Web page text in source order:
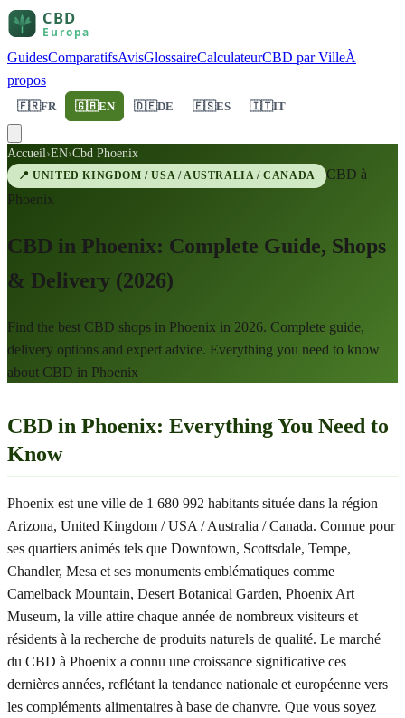
GuidesComparatifsAvisGlossaireCalculateurCBD par VilleÀ
propos
🇫🇷FR 🇬🇧EN 🇩🇪DE 🇪🇸ES 🇮🇹IT
Accueil›EN›Cbd Phoenix
📍UNITED KINGDOM / USA / AUSTRALIA / CANADA
CBD à
Phoenix
CBD in Phoenix: Complete Guide, Shops
& Delivery (2026)
Find the best CBD shops in Phoenix in 2026. Complete guide,
delivery options and expert advice. Everything you need to know
about CBD in Phoenix
CBD in Phoenix: Everything You Need to
Know
Phoenix est une ville de 1 680 992 habitants située dans la région
Arizona, United Kingdom / USA / Australia / Canada. Connue pour
ses quartiers animés tels que Downtown, Scottsdale, Tempe,
Chandler, Mesa et ses monuments emblématiques comme
Camelback Mountain, Desert Botanical Garden, Phoenix Art
Museum, la ville attire chaque année de nombreux visiteurs et
résidents à la recherche de produits naturels de qualité. Le marché
du CBD à Phoenix a connu une croissance significative ces
dernières années, reflétant la tendance nationale et européenne vers
les compléments alimentaires à base de chanvre. Que vous soyez